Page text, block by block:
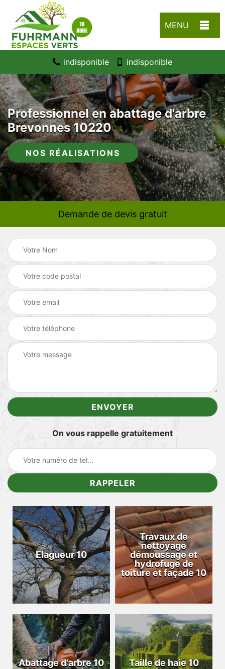
MENU
indisponible indisponible
Professionnel en abattage d'arbre
Brevonnes 10220
NOS RÉALISATIONS
Demande de devis gratuit
On vous rappelle gratuitement
Elagueur 10
Travaux de
nettoyage
démoussage et
hydrofuge de
toiture et façade 10
Abattage d'arbre 10 Taille de haie 10